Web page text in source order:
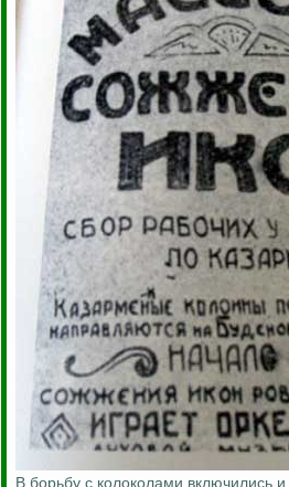
В борьбу с колоколами включились